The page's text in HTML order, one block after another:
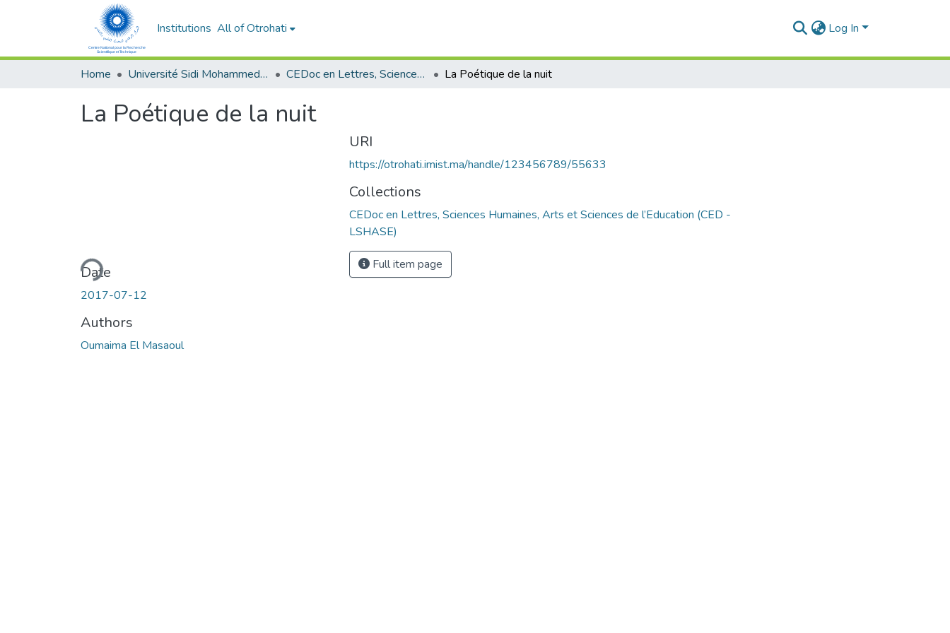
Institutions All of Otrohati Log In
Home Université Sidi Mohammed Ben Abdellah - Fès CEDoc en Lettres, Sciences Humaines, Arts et Sciences de l’Education (CED - LSHASE) La Poétique de la nuit
La Poétique de la nuit
Loading...
Date
2017-07-12
Authors
Oumaima El Masaoul
URI
https://otrohati.imist.ma/handle/123456789/55633
Collections
CEDoc en Lettres, Sciences Humaines, Arts et Sciences de l’Education (CED -
LSHASE)
Full item page